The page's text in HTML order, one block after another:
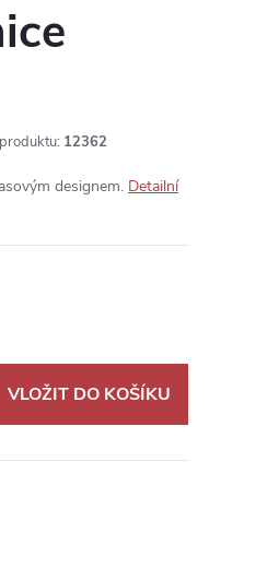
12362
designem. Detailní
VLOŽIT DO KOŠÍKU